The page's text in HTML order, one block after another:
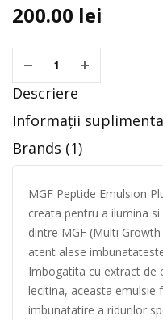
200.00 lei
Descriere
Informații
Brands (1)
MGF Peptide Emulsion
creata pentru a ilumina
dintre MGF (Multi
atent alese
Imbogatita cu extract de
lecitina, aceasta emulsie
imbunatatire a ridurilor